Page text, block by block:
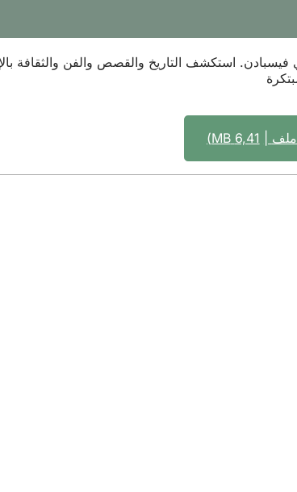
استكشف التاريخ والقصص والفن والثقافة
6,41 MB